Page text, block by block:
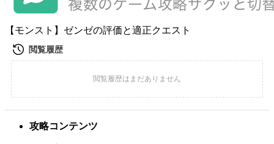
【モンスト】ゼンゼの評価と適正クエスト
攻略コンテンツ